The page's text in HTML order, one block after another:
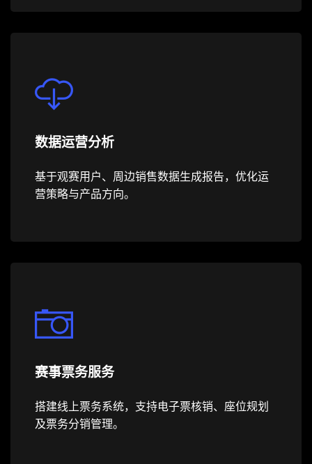
数据运营分析
基于观赛用户、周边销售数据生成报告，优化运
营策略与产品方向。
赛事票务服务
搭建线上票务系统，支持电子票核销、座位规划
及票务分销管理。